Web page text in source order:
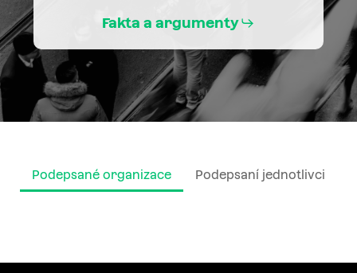
Fakta a argumenty
Podepsané organizace Podepsaní jednotlivci